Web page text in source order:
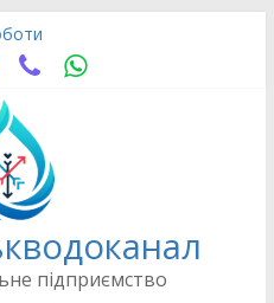
роботи
підприємство